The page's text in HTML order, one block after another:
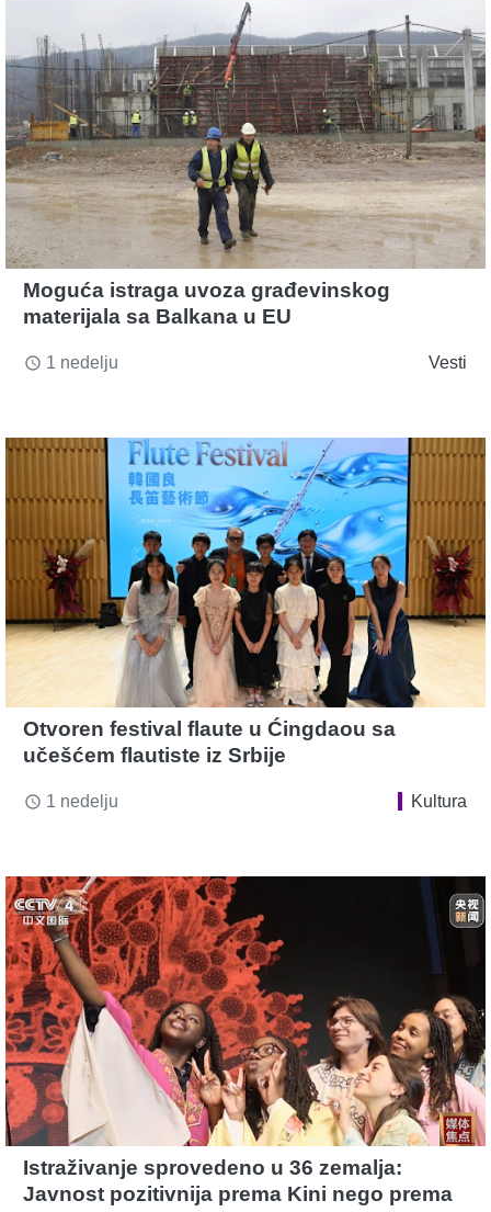
Moguća istraga uvoza građevinskog
materijala sa Balkana u EU
access_time 1 nedelju Vesti
Otvoren festival flaute u Ćingdaou sa
učešćem flautiste iz Srbije
access_time 1 nedelju Kultura
Istraživanje sprovedeno u 36 zemalja:
Javnost pozitivnija prema Kini nego prema